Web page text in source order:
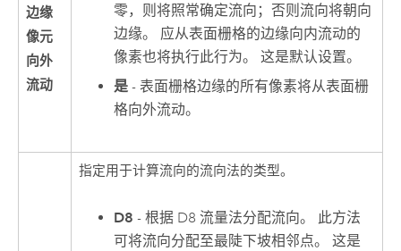
边缘
像元
向外
流动
零，则将照常确定流向；否则流向将朝向
边缘。 应从表面栅格的边缘向内流动的
像素也将执行此行为。 这是默认设置。
是 - 表面栅格边缘的所有像素将从表面栅
格向外流动。
指定用于计算流向的流向法的类型。
D8 - 根据 D8 流量法分配流向。 此方法
可将流向分配至最陡下坡相邻点。 这是